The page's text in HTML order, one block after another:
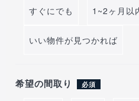
すぐにでも 1~2ヶ月以
いい物件が見つかれば
希望の間取り 必須